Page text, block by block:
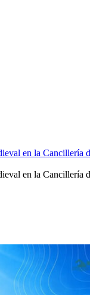
en la Cancillería
en la Cancillería